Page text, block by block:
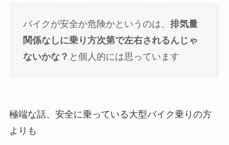
バイクが安全か危険かというのは、 排気量
関係なしに乗り方次第で左右されるんじゃ
ないかな？ と個人的には思っています
極端な話、安全に乗っている大型バイク乗りの方
よりも